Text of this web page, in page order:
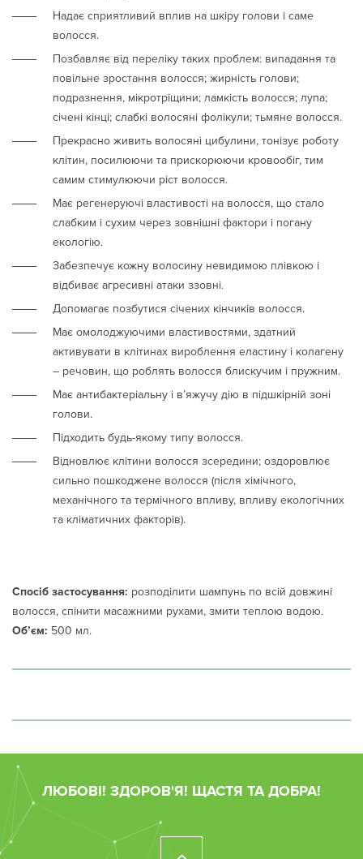
Надає сприятливий вплив на шкіру голови і саме
волосся.
Позбавляє від переліку таких проблем: випадання та
повільне зростання волосся; жирність голови;
подразнення, мікротріщини; ламкість волосся; лупа;
січені кінці; слабкі волосяні фолікули; тьмяне волосся.
Прекрасно живить волосяні цибулини, тонізує роботу
клітин, посилюючи та прискорюючи кровообіг, тим
самим стимулюючи ріст волосся.
Має регенеруючі властивості на волосся, що стало
слабким і сухим через зовнішні фактори і погану
екологію.
Забезпечує кожну волосину невидимою плівкою і
відбиває агресивні атаки ззовні.
Допомагає позбутися січених кінчиків волосся.
Має омолоджуючими властивостями, здатний
активувати в клітинах вироблення еластину і колагену
– речовин, що роблять волосся блискучим і пружним.
Має антибактеріальну і в’яжучу дію в підшкірній зоні
голови.
Підходить будь-якому типу волосся.
Відновлює клітини волосся зсередини; оздоровлює
сильно пошкоджене волосся (після хімічного,
механічного та термічного впливу, впливу екологічних
та кліматичних факторів).
Спосіб застосування: розподілити шампунь по всій довжині
волосся, спінити масажними рухами, змити теплою водою.
Об’єм: 500 мл.
ЛЮБОВІ! ЗДОРОВ'Я! ЩАСТЯ ТА ДОБРА!